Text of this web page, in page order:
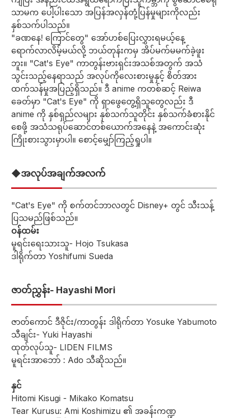
သာမက ပေါ့ပါးသော အပြန်အလှန်တုံ့ပြန်မှုများကိုလည်း
နှစ်သက်ပါသည်။
"ခဏနေ! ကြောင်တွေ" အော်ဟစ်ပြေးလွှားရမယ့်နေ့
ရောက်လာလိမ့်မယ်လို့ ဘယ်တုန်းကမှ အိပ်မက်မမက်ခဲ့ဖူး
ဘူး။ "Cat's Eye" ကာတွန်းဗားရှင်းအသစ်အတွက် အသံ
သွင်းသည့်နေရာသည် အလုပ်ကိုလေးစားမှုနှင့် စိတ်အား
ထက်သန်မှုအပြည့်ရှိသည်။ ဒီ anime ကတစ်ဆင့် Reiwa
ခေတ်မှာ "Cat's Eye" ကို ရှာဖွေတွေ့ရှိသူတွေလည်း ဒီ
anime ကို နှစ်ရှည်လများ နှစ်သက်သူတိုင်း နှစ်သက်ခံစားနိုင်
စေဖို့ အသံသရုပ်ဆောင်တစ်ယောက်အနေနဲ့ အကောင်းဆုံး
ကြိုးစားသွားမှာပါ။ စောင့်မျှော်ကြည့်ရှုပါ။
◆အလုပ်အချက်အလက်
"Cat's Eye" ကို စက်တင်ဘာလတွင် Disney+ တွင် သီးသန့်
ပြသမည်ဖြစ်သည်။
ဝန်ထမ်း
မူရင်းရေးသားသူ- Hojo Tsukasa
ဒါရိုက်တာ Yoshifumi Sueda
ဇာတ်ညွှန်း- Hayashi Mori
ဇာတ်ကောင် ဒီဇိုင်း/ကာတွန်း ဒါရိုက်တာ Yosuke Yabumoto
သီချင်း- Yuki Hayashi
ထုတ်လုပ်သူ- LIDEN FILMS
မူရင်းအာဘော် : Ado သီဆိုသည်။
နှင်
Hitomi Kisugi - Mikako Komatsu
Tear Kurusu: Ami Koshimizu ၏ အခန်းကဏ္ဍ